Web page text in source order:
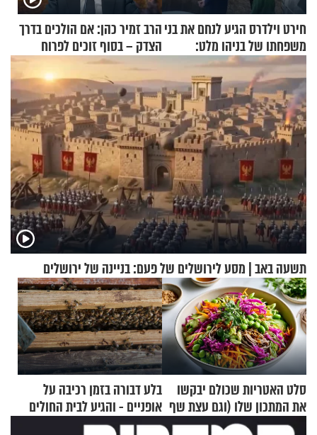
חירט וילדרס הגיע לנחם את בני
משפחתו של בניהו מלט:
"מיליונים באירופה תומכים
בכם"
הרב זמיר כהן: אם הולכים בדרך
הצדק – בסוף זוכים לפרוח
תשעה באב | מסע לירושלים של פעם: בניינה של ירושלים
סלט האטריות שכולם יבקשו
את המתכון שלו (וגם עצת שף
להגשת הרוטב)
בלע דבורה בזמן רכיבה על
אופניים - והגיע לבית החולים
במצב מסכן חיים